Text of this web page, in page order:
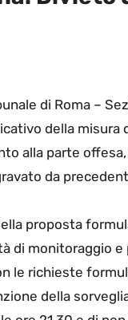
di Roma –
della misura
alla parte
da
proposta
di monitoraggio
le richieste
della